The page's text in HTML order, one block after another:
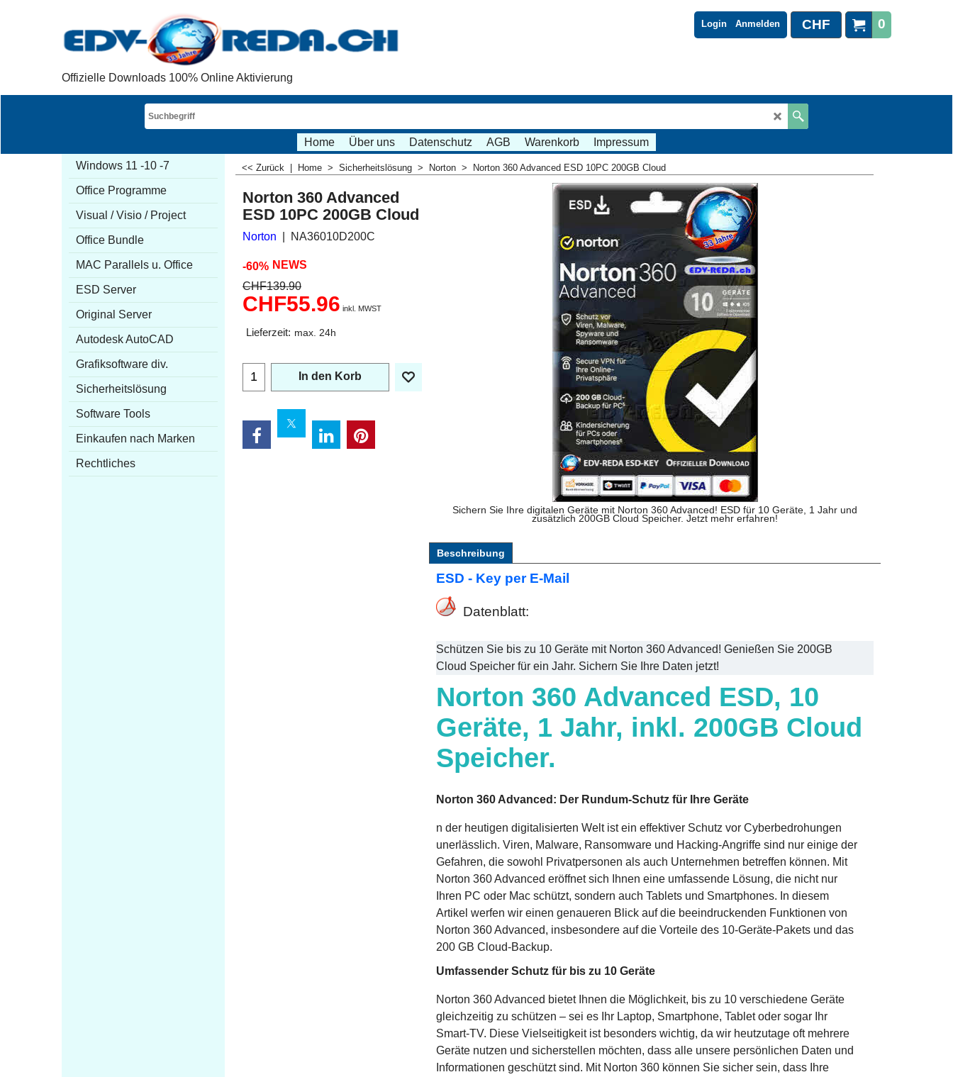
0
CHF
Login Anmelden
Offizielle Downloads 100% Online Aktivierung
Home Über uns Datenschutz AGB Warenkorb
Impressum
Windows 11 -10 -7
Office Programme
Visual / Visio / Project
Office Bundle
MAC Parallels u. Office
ESD Server
Original Server
Autodesk AutoCAD
Grafiksoftware div.
Sicherheitslösung
Software Tools
Einkaufen nach Marken
Rechtliches
<< Zurück Home > Sicherheitslösung > Norton > Norton 360 Advanced ESD 10PC 200GB Cloud
Sichern Sie Ihre digitalen Geräte mit Norton 360 Advanced! ESD für 10 Geräte, 1 Jahr und
zusätzlich 200GB Cloud Speicher. Jetzt mehr erfahren!
Norton 360 Advanced
ESD 10PC 200GB Cloud
Norton NA36010D200C
-60% NEWS
CHF139.90
CHF55.96 inkl. MWST
Lieferzeit: max. 24h
In den Korb
Beschreibung
ESD - Key per E-Mail
Datenblatt:
Schützen Sie bis zu 10 Geräte mit Norton 360 Advanced! Genießen Sie 200GB
Cloud Speicher für ein Jahr. Sichern Sie Ihre Daten jetzt!
Norton 360 Advanced ESD, 10
Geräte, 1 Jahr, inkl. 200GB Cloud
Speicher.
Norton 360 Advanced: Der Rundum-Schutz für Ihre Geräte
n der heutigen digitalisierten Welt ist ein effektiver Schutz vor Cyberbedrohungen
unerlässlich. Viren, Malware, Ransomware und Hacking-Angriffe sind nur einige der
Gefahren, die sowohl Privatpersonen als auch Unternehmen betreffen können. Mit
Norton 360 Advanced eröffnet sich Ihnen eine umfassende Lösung, die nicht nur
Ihren PC oder Mac schützt, sondern auch Tablets und Smartphones. In diesem
Artikel werfen wir einen genaueren Blick auf die beeindruckenden Funktionen von
Norton 360 Advanced, insbesondere auf die Vorteile des 10-Geräte-Pakets und das
200 GB Cloud-Backup.
Umfassender Schutz für bis zu 10 Geräte
Norton 360 Advanced bietet Ihnen die Möglichkeit, bis zu 10 verschiedene Geräte
gleichzeitig zu schützen – sei es Ihr Laptop, Smartphone, Tablet oder sogar Ihr
Smart-TV. Diese Vielseitigkeit ist besonders wichtig, da wir heutzutage oft mehrere
Geräte nutzen und sicherstellen möchten, dass alle unsere persönlichen Daten und
Informationen geschützt sind. Mit Norton 360 können Sie sicher sein, dass Ihre